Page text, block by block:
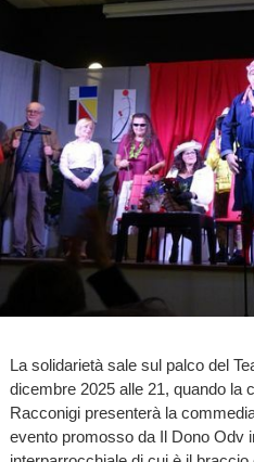
La solidarietà sale sul palco del
dicembre 2025 alle 21, quando la
Racconigi presenterà la
evento promosso da Il Dono Odv